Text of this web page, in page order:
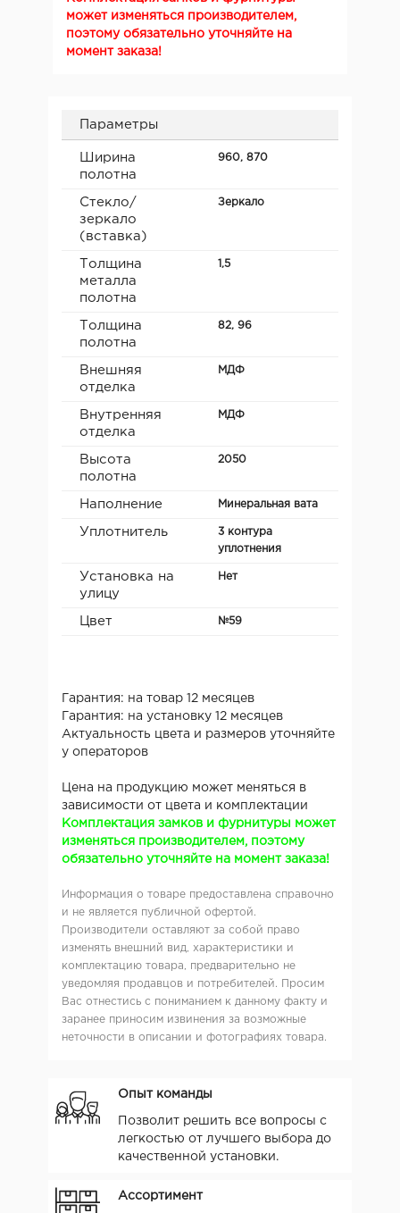
может изменяться производителем,
поэтому обязательно уточняйте на
момент заказа!
Параметры
Ширина
полотна
960, 870
Стекло/
зеркало
(вставка)
Зеркало
Толщина
металла
полотна
1,5
Толщина
полотна
82, 96
Внешняя
отделка
МДФ
Внутренняя
отделка
МДФ
Высота
полотна
2050
Наполнение Минеральная вата
Уплотнитель
3 контура
уплотнения
Установка на
улицу
Нет
Цвет №59
Гарантия: на товар 12 месяцев
Гарантия: на установку 12 месяцев
Актуальность цвета и размеров уточняйте
у операторов
Цена на продукцию может меняться в
зависимости от цвета и комплектации
Комплектация замков и фурнитуры может
изменяться производителем, поэтому
обязательно уточняйте на момент заказа!
Информация о товаре предоставлена справочно
и не является публичной офертой.
Производители оставляют за собой право
изменять внешний вид, характеристики и
комплектацию товара, предварительно не
уведомляя продавцов и потребителей. Просим
Вас отнестись с пониманием к данному факту и
заранее приносим извинения за возможные
неточности в описании и фотографиях товара.
Опыт команды
Позволит решить все вопросы с
легкостью от лучшего выбора до
качественной установки.
Ассортимент